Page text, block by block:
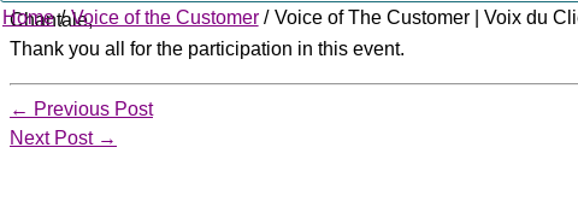
Home Voice of the Customer Voice of The Customer | Voix du
Chantale,
Thank you all for the participation in this event.
← Previous Post
Next Post →